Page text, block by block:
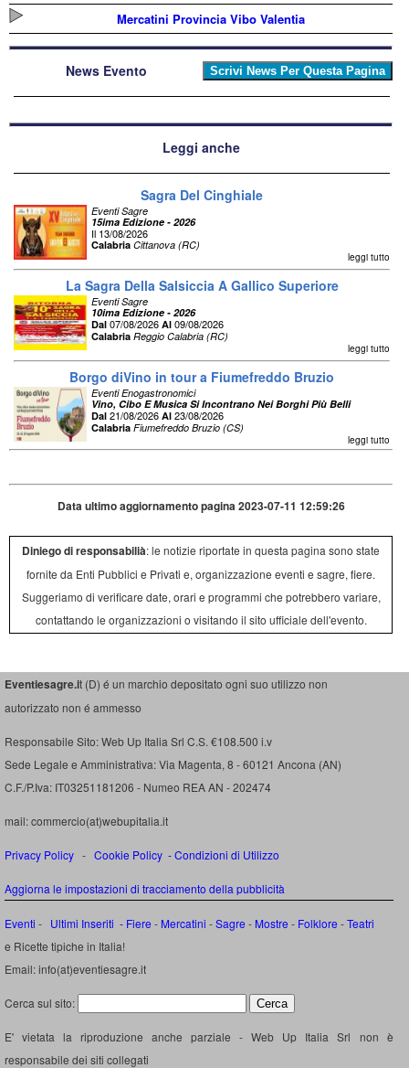
Mercatini Provincia Vibo Valentia
News Evento
Leggi anche
Sagra Del Cinghiale
Eventi Sagre
15ima Edizione - 2026
Il 13/08/2026
Calabria Cittanova (RC)
leggi tutto
La Sagra Della Salsiccia A Gallico Superiore
Eventi Sagre
10ima Edizione - 2026
Dal 07/08/2026 Al 09/08/2026
Calabria Reggio Calabria (RC)
leggi tutto
Borgo diVino in tour a Fiumefreddo Bruzio
Eventi Enogastronomici
Vino, Cibo E Musica Si Incontrano Nei Borghi Più Belli
Dal 21/08/2026 Al 23/08/2026
Calabria Fiumefreddo Bruzio (CS)
leggi tutto
Data ultimo aggiornamento pagina 2023-07-11 12:59:26
Diniego di responsabilià: le notizie riportate in questa pagina sono state
fornite da Enti Pubblici e Privati e, organizzazione eventi e sagre, fiere.
Suggeriamo di verificare date, orari e programmi che potrebbero variare,
contattando le organizzazioni o visitando il sito ufficiale dell'evento.
Eventiesagre.it (D) é un marchio depositato ogni suo utilizzo non
autorizzato non é ammesso
Responsabile Sito: Web Up Italia Srl C.S. €108.500 i.v
Sede Legale e Amministrativa: Via Magenta, 8 - 60121 Ancona (AN)
C.F./P.Iva: IT03251181206 - Numeo REA AN - 202474
mail: commercio(at)webupitalia.it
Privacy Policy - Cookie Policy -Condizioni di Utilizzo
Aggiorna le impostazioni di tracciamento della pubblicità
Eventi - Ultimi Inseriti - Fiere - Mercatini -Sagre - Mostre - Folklore -Teatri
e Ricette tipiche in Italia!
Email: info(at)eventiesagre.it
Cerca sul sito:
E' vietata la riproduzione anche parziale - Web Up Italia Srl non è
responsabile dei siti collegati